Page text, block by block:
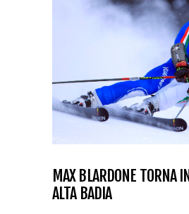
MAX BLARDONE TORNA
ALTA BADIA